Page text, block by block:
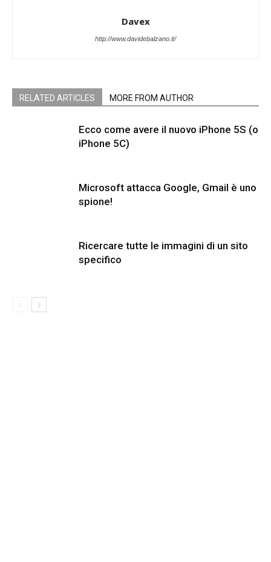
Davex
http://www.davidebalzano.it/
RELATED ARTICLES MORE FROM AUTHOR
Ecco come avere il nuovo iPhone 5S (o
iPhone 5C)
Microsoft attacca Google, Gmail è uno
spione!
Ricercare tutte le immagini di un sito
specifico